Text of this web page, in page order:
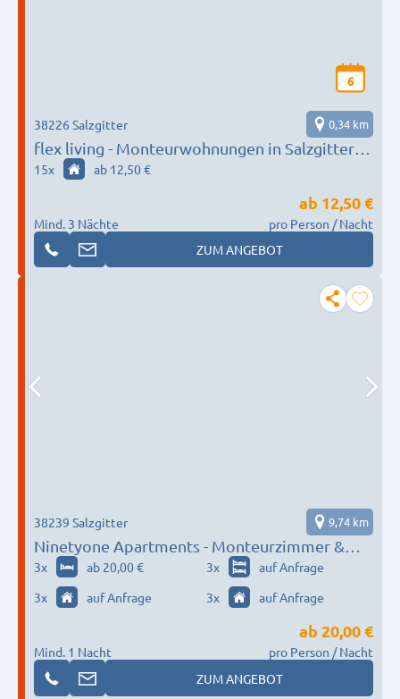
6
flex living - Monteurwohnungen in Salzgitter
(DEU|EN|PL|HU|RU)
38226 Salzgitter 0,34 km
15x ab 12,50 €
Mind. 3 Nächte
ab 12,50 €
pro Person / Nacht
ZUM ANGEBOT
Ninetyone Apartments - Monteurzimmer &
Business Apartments
38239 Salzgitter 9,74 km
3x ab 20,00 € 3x
auf Anfrage
3x auf Anfrage 3x auf Anfrage
Mind. 1 Nacht
ab 20,00 €
pro Person / Nacht
ZUM ANGEBOT